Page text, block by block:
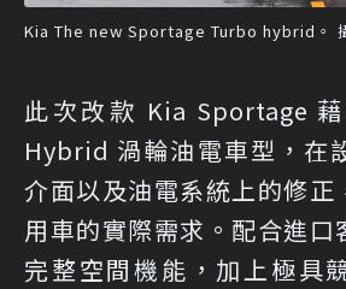
Kia The new Sportage Turbo hybrid。
此次改款 Kia Sportage
Hybrid 渦輪油電車型，在
介面以及油電系統上的修正
用車的實際需求。配合進口
完整空間機能，加上極具